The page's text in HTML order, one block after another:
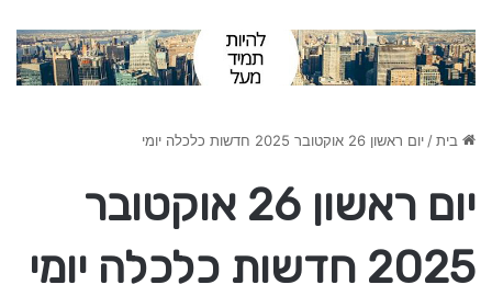
בית/יום ראשון 26 אוקטובר 2025 חדשות כלכלה יומי
יום ראשון 26 אוקטובר
2025 חדשות כלכלה יומי